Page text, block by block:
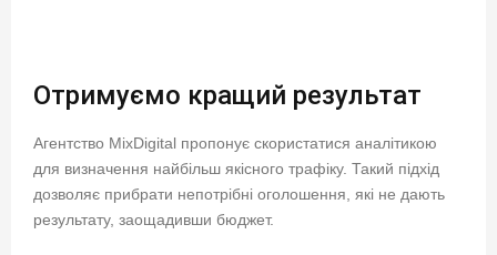
Отримуємо кращий результат
Агентство MixDigital пропонує скористатися аналітикою
для визначення найбільш якісного трафіку. Такий підхід
дозволяє прибрати непотрібні оголошення, які не дають
результату, заощадивши бюджет.